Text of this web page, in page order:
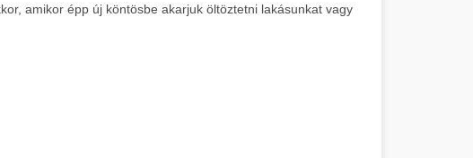
amikor épp új köntösbe akarjuk öltöztetni lakásunkat vagy